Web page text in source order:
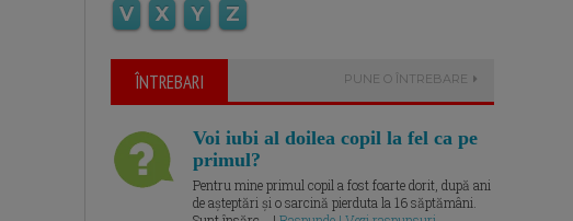
V
X Y Z
ÎNTREBARI PUNE O ÎNTREBARE
Voi iubi al doilea copil la fel ca pe
primul?
Pentru mine primul copil a fost foarte dorit, după ani
de așteptări și o sarcină pierduta la 16 săptămâni.